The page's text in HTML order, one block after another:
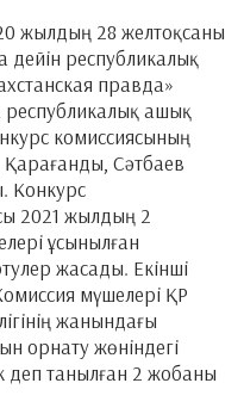
жылдың 28 желтоқсаны
республикалық
правда»
республикалық ашық
комиссиясының
Сәтбаев
Конкурс
2021 жылдың 2
ұсынылған
жасады. Екінші
мүшелері ҚР
жанындағы
орнату жөніндегі
деп танылған 2 жобаны